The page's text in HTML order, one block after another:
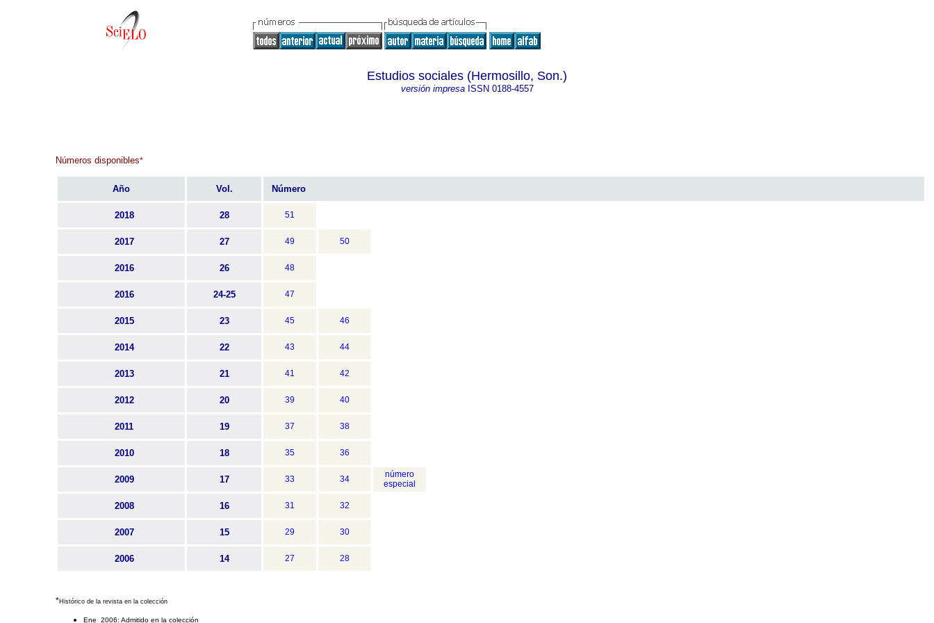
Estudios sociales (Hermosillo, Son.)
versión impresaISSN 0188-4557
Números disponibles*
Año Vol. Número
2018 28 51
2017 27 49 50
2016 26 48
2016 24-25 47
2015 23 45 46
2014 22 43 44
2013 21 41 42
2012 20 39 40
2011 19 37 38
2010 18 35 36
2009 17 33 34
número
especial
2008 16 31 32
2007 15 29 30
2006 14 27 28
*Histórico de la revista en la colección
Ene 2006: Admitido en la colección